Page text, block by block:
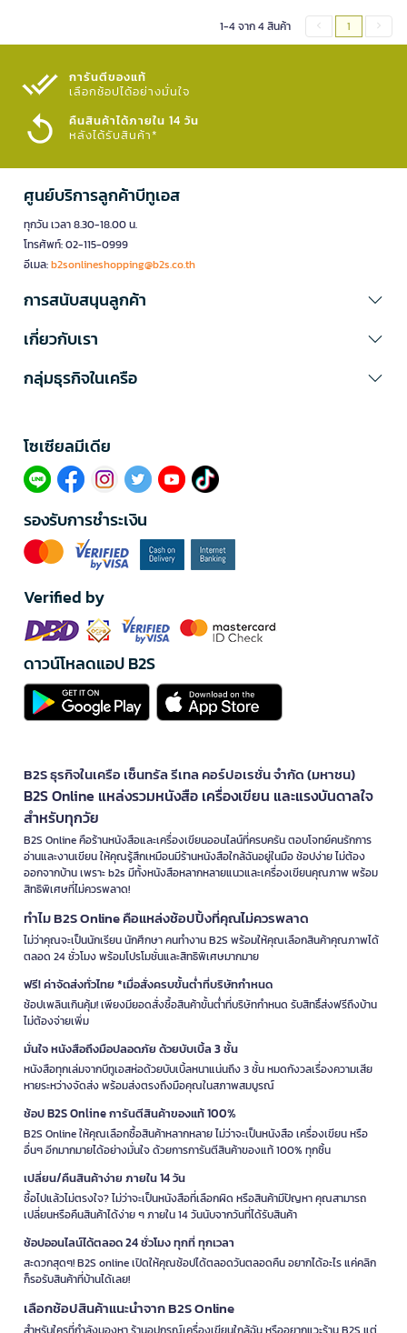
1-4 จาก 4 สินค้า 1
การันตีของแท้
เลือกช้อปได้อย่างมั่นใจ​
คืนสินค้าได้ภายใน 14 วัน
หลังได้รับสินค้า*
ศูนย์บริการลูกค้าบีทูเอส
ทุกวัน เวลา 8.30-18.00 น.
โทรศัพท์: 02-115-0999
อีเมล:b2sonlineshopping@b2s.co.th
การสนับสนุนลูกค้า
เกี่ยวกับเรา
กลุ่มธุรกิจในเครือ
โซเซียลมีเดีย​
รองรับการชำระเงิน
Verified by
ดาวน์โหลดแอป B2S
B2S ธุรกิจในเครือ เซ็นทรัล รีเทล คอร์ปอเรชั่น จำกัด (มหาชน)
B2S Online แหล่งรวมหนังสือ เครื่องเขียน และแรงบันดาลใจ
สำหรับทุกวัย
B2S Online คือร้านหนังสือและเครื่องเขียนออนไลน์ที่ครบครัน ตอบโจทย์คนรักการ
อ่านและงานเขียน ให้คุณรู้สึกเหมือนมีร้านหนังสือใกล้ฉันอยู่ในมือ ช้อปง่าย ไม่ต้อง
ออกจากบ้าน เพราะ b2s มีทั้งหนังสือหลากหลายแนวและเครื่องเขียนคุณภาพ พร้อม
สิทธิพิเศษที่ไม่ควรพลาด!
ทำไม B2S Online คือแหล่งช้อปปิ้งที่คุณไม่ควรพลาด
ไม่ว่าคุณจะเป็นนักเรียน นักศึกษา คนทำงาน B2S พร้อมให้คุณเลือกสินค้าคุณภาพได้
ตลอด 24 ชั่วโมง พร้อมโปรโมชั่นและสิทธิพิเศษมากมาย
ฟรี! ค่าจัดส่งทั่วไทย *เมื่อสั่งครบขั้นต่ำที่บริษัทกำหนด
ช้อปเพลินเกินคุ้ม! เพียงมียอดสั่งซื้อสินค้าขั้นต่ำที่บริษัทกำหนด รับสิทธิ์ส่งฟรีถึงบ้าน
ไม่ต้องจ่ายเพิ่ม
มั่นใจ หนังสือถึงมือปลอดภัย ด้วยบับเบิ้ล 3 ชั้น
หนังสือทุกเล่มจากบีทูเอสห่อด้วยบับเบิ้ลหนาแน่นถึง 3 ชั้น หมดกังวลเรื่องความเสีย
หายระหว่างจัดส่ง พร้อมส่งตรงถึงมือคุณในสภาพสมบูรณ์
ช้อป B2S Online การันตีสินค้าของแท้ 100%
B2S Online ให้คุณเลือกซื้อสินค้าหลากหลาย ไม่ว่าจะเป็นหนังสือ เครื่องเขียน หรือ
อื่นๆ อีกมากมายได้อย่างมั่นใจ ด้วยการการันตีสินค้าของแท้ 100% ทุกชิ้น
เปลี่ยน/คืนสินค้าง่าย ภายใน 14 วัน
ซื้อไปแล้วไม่ตรงใจ? ไม่ว่าจะเป็นหนังสือที่เลือกผิด หรือสินค้ามีปัญหา คุณสามารถ
เปลี่ยนหรือคืนสินค้าได้ง่าย ๆ ภายใน 14 วันนับจากวันที่ได้รับสินค้า
ช้อปออนไลน์ได้ตลอด 24 ชั่วโมง ทุกที่ ทุกเวลา
สะดวกสุดๆ! B2S online เปิดให้คุณช้อปได้ตลอดวันตลอดคืน อยากได้อะไร แค่คลิก
ก็รอรับสินค้าที่บ้านได้เลย!
เลือกช้อปสินค้าแนะนำจาก B2S Online